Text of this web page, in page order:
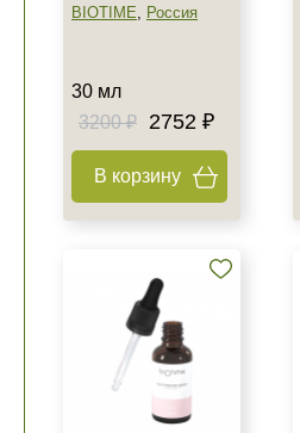
BIOTIME, Россия
30 мл
3200 ₽
2752 ₽
В корзину